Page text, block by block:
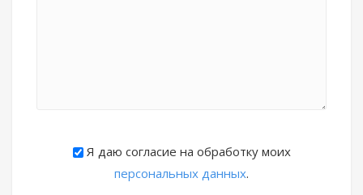
Я даю согласие на обработку моих
персональных данных.